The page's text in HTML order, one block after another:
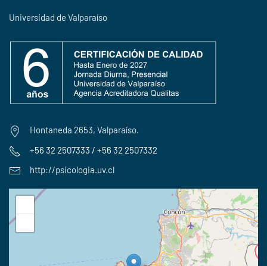
Universidad de Valparaíso
Hontaneda 2653, Valparaíso.
+56 32 2507333 / +56 32 2507332
http://psicologia.uv.cl